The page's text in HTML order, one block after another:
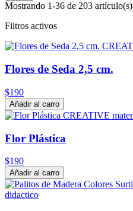
Mostrando 1-36 de 203 artículo(s)
Filtros activos
Flores de Seda 2,5 cm.
$190
Añadir al carro
Flor Plástica
$190
Añadir al carro